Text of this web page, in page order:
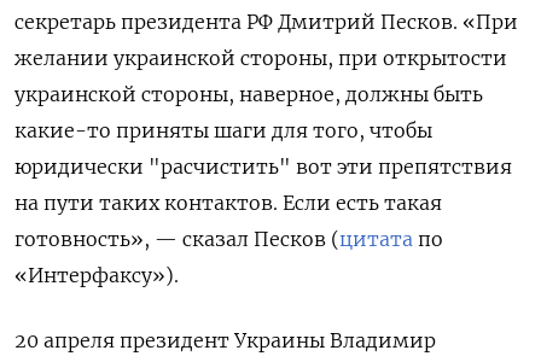
секретарь президента РФ Дмитрий Песков. «При
желании украинской стороны, при открытости
украинской стороны, наверное, должны быть
какие-то приняты шаги для того, чтобы
юридически "расчистить" вот эти препятствия
на пути таких контактов. Если есть такая
готовность», — сказал Песков (цитата по
«Интерфаксу»).
20 апреля президент Украины Владимир